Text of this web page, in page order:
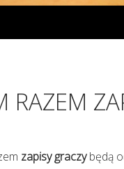
RAZEM
zapisy graczybędą